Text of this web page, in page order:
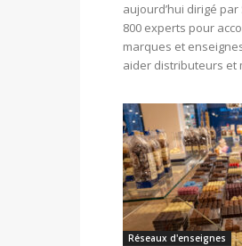
aujourd’hui dirigé
800 experts pour
marques et
aider distributeurs et
Réseaux d'enseignes